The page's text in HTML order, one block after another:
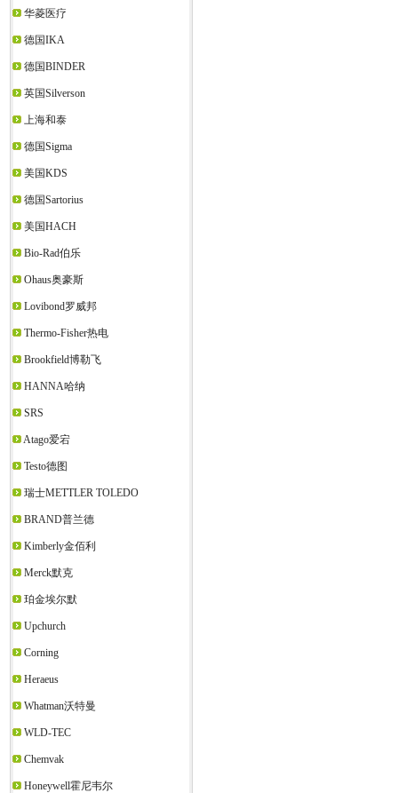
华菱医疗
德国IKA
德国BINDER
英国Silverson
上海和泰
德国Sigma
美国KDS
德国Sartorius
美国HACH
Bio-Rad伯乐
Ohaus奥豪斯
Lovibond罗威邦
Thermo-Fisher热电
Brookfield博勒飞
HANNA哈纳
SRS
Atago爱宕
Testo德图
瑞士METTLER TOLEDO
BRAND普兰德
Kimberly金佰利
Merck默克
珀金埃尔默
Upchurch
Corning
Heraeus
Whatman沃特曼
WLD-TEC
Chemvak
Honeywell霍尼韦尔